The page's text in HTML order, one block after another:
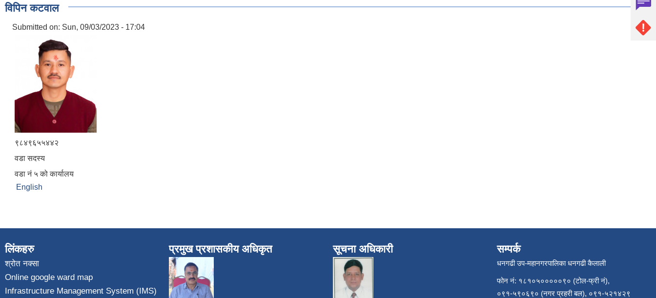
विपिन कटवाल
Submitted on: Sun, 09/03/2023 - 17:04
९८४९६५५४४२
वडा सदस्य
वडा नं ५ को कार्यालय
English
लिंकहरु
श्रोत नक्सा
Online google ward map
Infrastructure Management System (IMS)
प्रमुख प्रशासकीय अधिकृत सूचना अधिकारी सम्पर्क
धनगढी उप-महानगरपालिका धनगढी कैलाली
फोन नं: १८१०५०००००९० (टोल-फ्री नं),
०९१-५९०६९० (नगर प्रहरी बल), ०९१-५२१४२९